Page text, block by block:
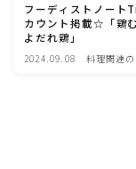
ひき肉料理
フーディストノート
カウント掲載☆「鶏
よだれ鶏」
2024.09.08
料理関連